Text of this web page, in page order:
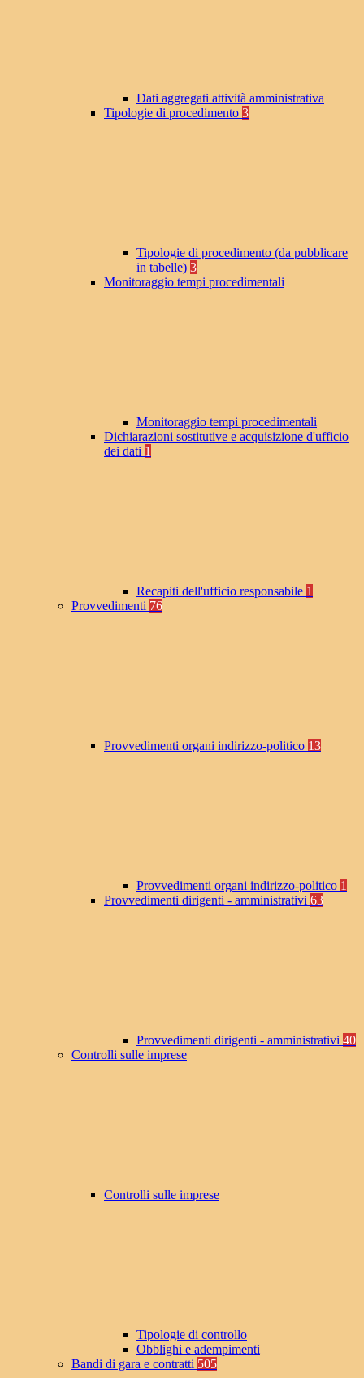
Dati aggregati attività amministrativa
Tipologie di procedimento 3
Tipologie di procedimento (da pubblicare
in tabelle) 3
Monitoraggio tempi procedimentali
Monitoraggio tempi procedimentali
Dichiarazioni sostitutive e acquisizione d'ufficio
dei dati 1
Recapiti dell'ufficio responsabile 1
Provvedimenti 76
Provvedimenti organi indirizzo-politico 13
Provvedimenti organi indirizzo-politico 1
Provvedimenti dirigenti - amministrativi 63
Provvedimenti dirigenti - amministrativi 40
Controlli sulle imprese
Controlli sulle imprese
Tipologie di controllo
Obblighi e adempimenti
Bandi di gara e contratti 505